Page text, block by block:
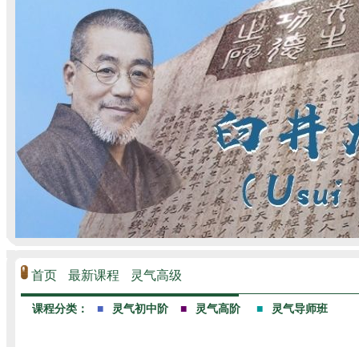
首页 最新课程 灵气高级